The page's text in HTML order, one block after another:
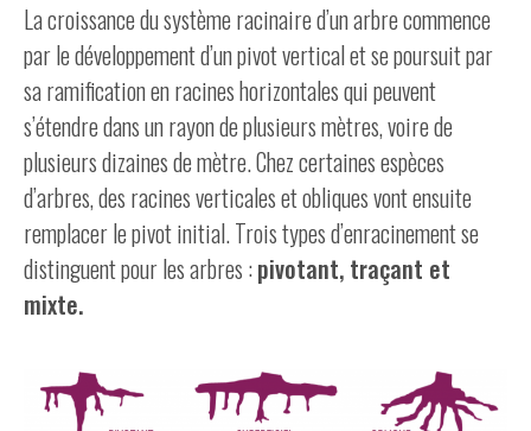
La croissance du système racinaire d’un arbre commence
par le développement d’un pivot vertical et se poursuit par
sa ramification en racines horizontales qui peuvent
s’étendre dans un rayon de plusieurs mètres, voire de
plusieurs dizaines de mètre. Chez certaines espèces
d’arbres, des racines verticales et obliques vont ensuite
remplacer le pivot initial. Trois types d’enracinement se
distinguent pour les arbres :pivotant, traçant et
mixte.